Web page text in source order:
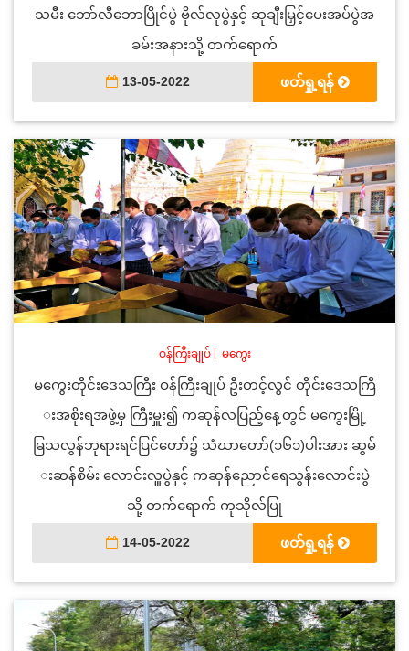
သမီး ဘော်လီဘောပြိုင်ပွဲ ဗိုလ်လုပွဲနှင့် ဆုချီးမြှင့်ပေးအပ်ပွဲအ
ခမ်းအနားသို့ တက်ရောက်
13-05-2022 ဖတ်ရှု့ရန်
ဝန်ကြီးချုပ်| မကွေး
မကွေးတိုင်းဒေသကြီး ဝန်ကြီးချုပ် ဦးတင့်လွင် တိုင်းဒေသကြီ
းအစိုးရအဖွဲ့မှ ကြီးမှူး၍ ကဆုန်လပြည့်နေ့တွင် မကွေးမြို့
မြသလွန်ဘုရားရင်ပြင်တော်၌ သံဃာတော်(၁၆၁)ပါးအား ဆွမ်
းဆန်စိမ်း လောင်းလှူပွဲနှင့် ကဆုန်ညောင်ရေသွန်းလောင်းပွဲ
သို့ တက်ရောက် ကုသိုလ်ပြု
14-05-2022 ဖတ်ရှု့ရန်